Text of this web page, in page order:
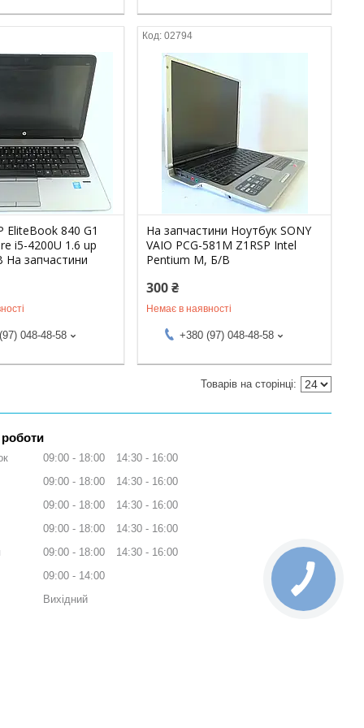
EliteBook 840 G1
i5-4200U 1.6 up
На запчастини
048-48-58
02794
На запчастини Ноутбук SONY
VAIO PCG-581M Z1RSP Intel
Pentium M, Б/В
300 ₴
Немає в наявності
+380 (97) 048-48-58
09:00 18:00 14:30
16:00
09:00
18:00 14:30
16:00
09:00
18:00 14:30
16:00
09:00
18:00 14:30
16:00
09:00 18:00 14:30
16:00
09:00
14:00
Вихідний